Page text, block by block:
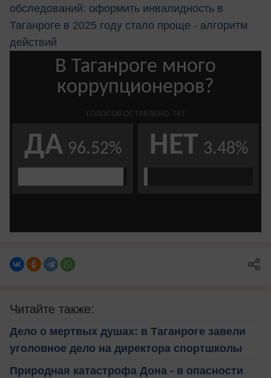
обследований: оформить инвалидность в
Таганроге в 2025 году стало проще - алгоритм
действий
Читайте также:
Дело о мертвых душах: в Таганроге завели
уголовное дело на директора спортшколы
Природная катастрофа Дона - в опасности